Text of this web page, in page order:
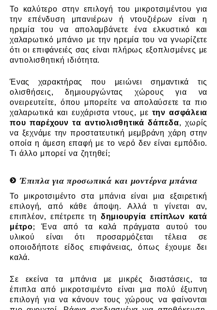
Το καλύτερο στην επιλογή του μικροτσιμέντου για
την επένδυση μπανιέρων ή ντουζιέρων είναι η
ηρεμία του να απολαμβάνετε ένα ελκυστικό και
χαλαρωτικό μπάνιο με την ηρεμία του να γνωρίζετε
ότι οι επιφάνειές σας είναι πλήρως εξοπλισμένες με
αντιολισθητική ιδιότητα.
Ένας χαρακτήρας που μειώνει σημαντικά τις
ολισθήσεις, δημιουργώντας χώρους για να
ονειρευτείτε, όπου μπορείτε να απολαύσετε τα πιο
χαλαρωτικά και ευχάριστα ντους, με την ασφάλεια
που παρέχουν τα αντιολισθητικά δάπεδα, χωρίς
να ξεχνάμε την προστατευτική μεμβράνη χάρη στην
οποία η άμεση επαφή με το νερό δεν είναι εμπόδιο.
Τι άλλο μπορεί να ζητηθεί;
Έπιπλα για προσωπικά και μοντέρνα μπάνια
Το μικροτσιμέντο στα μπάνια είναι μια εξαιρετική
επιλογή, από κάθε άποψη. Αλλά τι γίνεται αν,
επιπλέον, επέτρεπε τη δημιουργία επίπλων κατά
μέτρο; Ένα από τα καλά πράγματα αυτού του
υλικού είναι ότι προσαρμόζεται τέλεια σε
οποιοδήποτε είδος επιφάνειας, όπως έχουμε δει
καλά.
Σε εκείνα τα μπάνια με μικρές διαστάσεις, τα
έπιπλα από μικροτσιμέντο είναι μια πολύ έξυπνη
επιλογή για να κάνουν τους χώρους να φαίνονται